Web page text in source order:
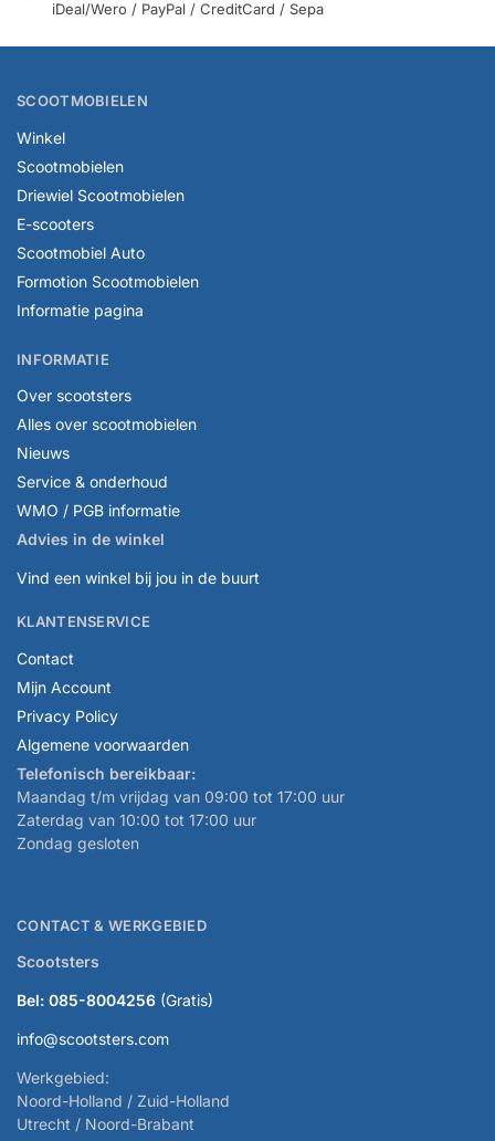
iDeal/Wero / PayPal / CreditCard / Sepa
SCOOTMOBIELEN
Winkel
Scootmobielen
Driewiel Scootmobielen
E-scooters
Scootmobiel Auto
Formotion Scootmobielen
Informatie pagina
INFORMATIE
Over scootsters
Alles over scootmobielen
Nieuws
Service & onderhoud
WMO / PGB informatie
Advies in de winkel
Vind een winkel bij jou in de buurt
KLANTENSERVICE
Contact
Mijn Account
Privacy Policy
Algemene voorwaarden
Telefonisch bereikbaar:
Maandag t/m vrijdag van 09:00 tot 17:00 uur
Zaterdag van 10:00 tot 17:00 uur
Zondag gesloten
CONTACT & WERKGEBIED
Scootsters
Bel: 085-8004256 (Gratis)
info@scootsters.com
Werkgebied:
Noord-Holland / Zuid-Holland
Utrecht / Noord-Brabant